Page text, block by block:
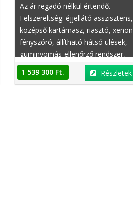
Az ár regadó nélkül értendő.
Felszereltség: éjjellátó asszisztens,
középső kartámasz, riasztó, xenon
fényszóró, állítható hátsó ülések,
guminyomás-ellenőrző rendszer,
fényszóró magasságállítás,
állítható kormány, bemutató
1 539 300 Ft. Részletek